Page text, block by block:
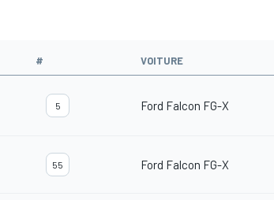
# VOITURE
5 Ford Falcon FG-X
55 Ford Falcon FG-X